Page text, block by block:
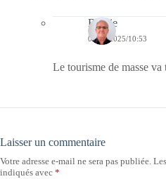
Bernie
09/02/2025/10:53
Le tourisme de masse va
Laisser un commentaire
Votre adresse e-mail ne sera pas publiée.
indiqués avec *